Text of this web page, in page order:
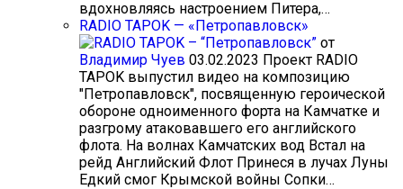
вдохновляясь настроением Питера,…
RADIO TAPOK — «Петропавловск»
от
Владимир Чуев 03.02.2023 Проект RADIO
TAPOK выпустил видео на композицию
"Петропавловск", посвященную героической
обороне одноименного форта на Камчатке и
разгрому атаковавшего его английского
флота. На волнах Камчатских вод Встал на
рейд Английский Флот Принеся в лучах Луны
Едкий смог Крымской войны Сопки…